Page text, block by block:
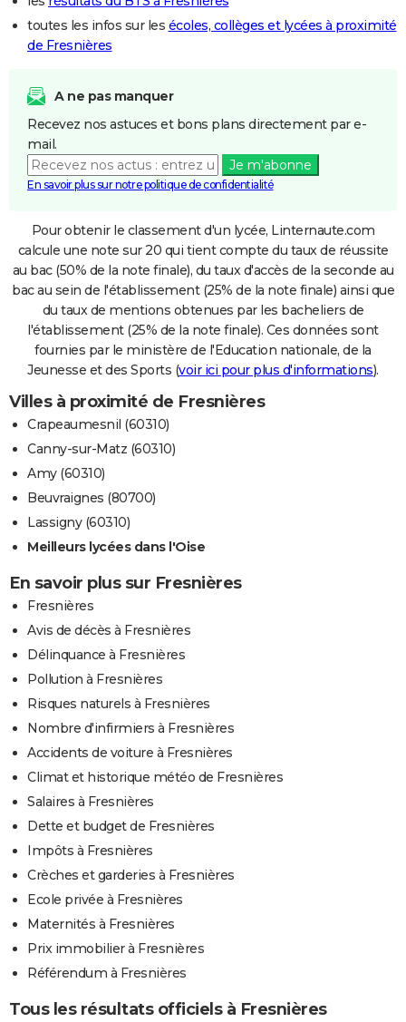
toutes les infos sur les écoles, collèges et lycées à proximité
de Fresnières
A ne pas manquer
Recevez nos astuces et bons plans directement par e-
mail.
Je m'abonne
En savoir plus sur notre politique de confidentialité
Pour obtenir le classement d'un lycée, Linternaute.com
calcule une note sur 20 qui tient compte du taux de réussite
au bac (50% de la note finale), du taux d'accès de la seconde au
bac au sein de l'établissement (25% de la note finale) ainsi que
du taux de mentions obtenues par les bacheliers de
l'établissement (25% de la note finale). Ces données sont
fournies par le ministère de l'Education nationale, de la
Jeunesse et des Sports (voir ici pour plus d'informations).
Villes à proximité de Fresnières
Crapeaumesnil (60310)
Canny-sur-Matz (60310)
Amy (60310)
Beuvraignes (80700)
Lassigny (60310)
Meilleurs lycées dans l'Oise
En savoir plus sur Fresnières
Fresnières
Avis de décès à Fresnières
Délinquance à Fresnières
Pollution à Fresnières
Risques naturels à Fresnières
Nombre d'infirmiers à Fresnières
Accidents de voiture à Fresnières
Climat et historique météo de Fresnières
Salaires à Fresnières
Dette et budget de Fresnières
Impôts à Fresnières
Crèches et garderies à Fresnières
Ecole privée à Fresnières
Maternités à Fresnières
Prix immobilier à Fresnières
Référendum à Fresnières
Tous les résultats officiels à Fresnières